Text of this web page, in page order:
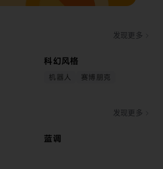
发现更多
科幻风格
机器人 赛博朋克
发现更多
蓝调